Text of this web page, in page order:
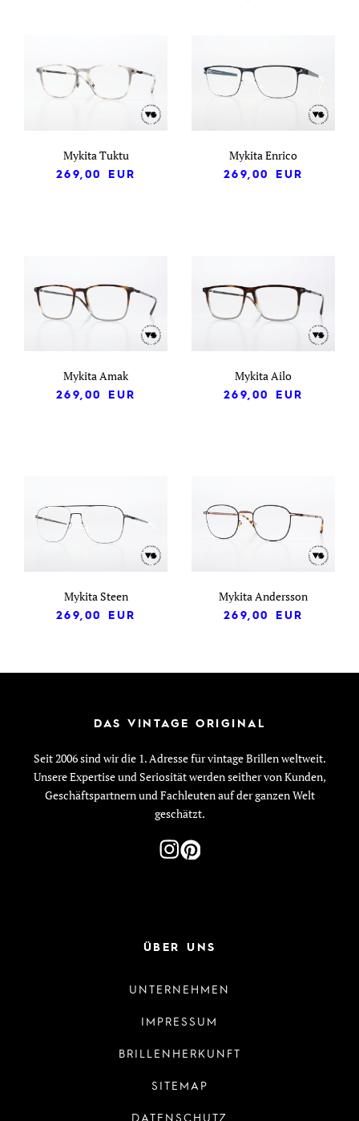
Mykita Tuktu
269,00
EUR
Mykita Enrico
269,00
EUR
Mykita Amak
269,00
EUR
Mykita Ailo
269,00
EUR
Mykita Steen
269,00
EUR
Mykita Andersson
269,00
EUR
DAS VINTAGE ORIGINAL
Seit 2006 sind wir die 1. Adresse für vintage Brillen weltweit.
Unsere Expertise und Seriosität werden seither von Kunden,
Geschäftspartnern und Fachleuten auf der ganzen Welt
geschätzt.
ÜBER UNS
UNTERNEHMEN
IMPRESSUM
BRILLENHERKUNFT
SITEMAP
DATENSCHUTZ